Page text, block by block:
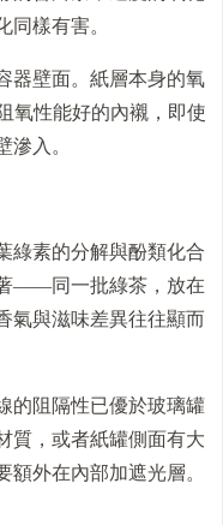
同樣有害。
器壁面。紙層本身的氧
氧性能好的內襯，即使
滲入。
綠素的分解與酚類化合
——同一批綠茶，放在
氣與滋味差異往往顯而
的阻隔性已優於玻璃罐
質，或者紙罐側面有大
外在內部加遮光層。